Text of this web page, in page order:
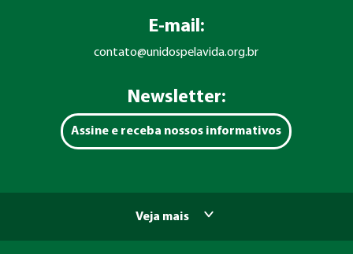
E-mail:
contato@unidospelavida.org.br
Newsletter:
Assine e receba nossos informativos
Veja mais